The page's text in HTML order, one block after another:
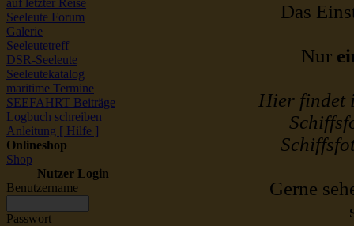
auf letzter Reise
Seeleute Forum
Galerie
Seeleutetreff
DSR-Seeleute
Seeleutekatalog
maritime Termine
SEEFAHRT Beiträge
Logbuch schreiben
Anleitung [ Hilfe ]
Onlineshop
Shop
Nutzer Login
Benutzername
Passwort
Das
Nur
Hier findet
Gerne